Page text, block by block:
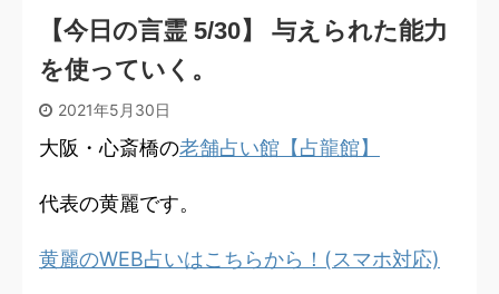
【今日の言霊 5/30】 与えられた能力
を使っていく。
2021年5月30日
大阪・心斎橋の老舗占い館【占龍館】
代表の黄麗です。
黄麗のWEB占いはこちらから！(スマホ対応)